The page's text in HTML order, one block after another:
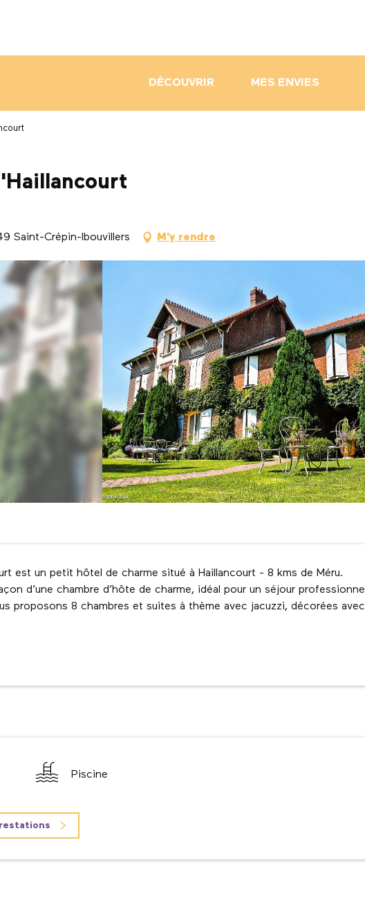
DÉCOUVRIR MES ENVIES
Saint-Crépin-Ibouvillers M'y rendre
est un petit hôtel de charme situé à Haillancourt - 8 kms de Méru.
d’une chambre d’hôte de charme, idéal pour un séjour professionnel
proposons 8 chambres et suites à thème avec jacuzzi, décorées avec
Piscine